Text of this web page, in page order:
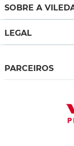
SOBRE A
LEGAL
PARCEIROS